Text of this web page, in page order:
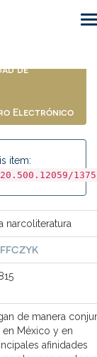
de
Electrónico
item:
1375
narcoliteratura
de manera
México y en
afinidades